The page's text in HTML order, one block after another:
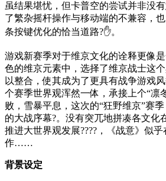
虽结果堪忧，但卡普空的尝试并非没
了繁杂摇杆操作与移动端的不兼容，
条按键优化的恰当道路?✋。
游戏新赛季对于维京文化的诠释更像
色的维京元素中，选择了维京战士这
以整合，使其成为了更具有战争游戏
个赛季世界观浑然一体，承接上个“凛
败，雪暴平息，这次的“狂野维京”赛
的大战序幕?。没有突兀地拼凑各文化
推进大世界观发展????，《战意》似
作……
背景设定